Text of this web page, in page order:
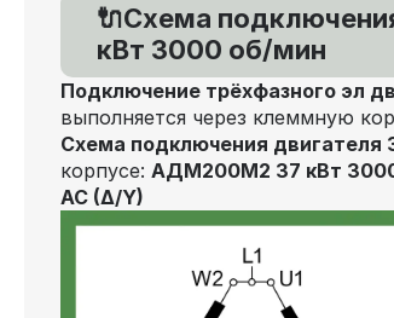
🔌Схема
кВт 3000 об/мин
Подключение трёхфазного эл
выполняется через клеммную
Схема подключения двигателя
корпусе: АДМ200М2 37 кВт
AC (Δ/Y)